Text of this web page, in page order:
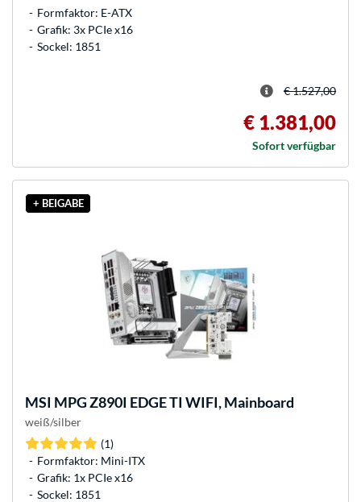
Formfaktor: E-ATX
Grafik: 3x PCIe x16
Sockel: 1851
€ 1.527,00
€ 1.381,00
Sofort verfügbar
+ BEIGABE
MSI MPG Z890I EDGE TI WIFI, Mainboard
weiß/silber
(1)
Formfaktor: Mini-ITX
Grafik: 1x PCIe x16
Sockel: 1851